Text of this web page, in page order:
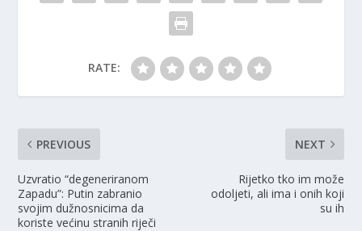
RATE:
PREVIOUS
Uzvratio “degeneriranom
Zapadu”: Putin zabranio
svojim dužnosnicima da
koriste većinu stranih riječi
NEXT
Rijetko tko im može
odoljeti, ali ima i onih koji
su ih